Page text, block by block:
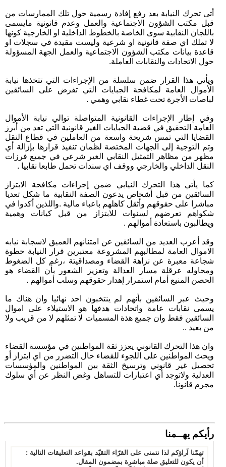
أتى تحرك النيابة بعد رفع إفادة رسمية حول تلك الممارسات من
قبل مكتب الشؤون الاجتماعية والعمل وعدم قانونية مايسمى
باللجان النقابية سوى الخاصة بالخطوط الداخلية او الخارجية كونها
لا تملك اي صفة قانونية او شرعية وليست مقيدة في سجلات او
قاعدة بيانات مكتب الشؤون الاجتماعية والعمل الجهة المسؤولة
حول الاتحادات والنقابات العاملة.
ويأتي هذا القرار ضمن سلسلة من الإجراءات التي تتخذها نيابة
الأموال العامة لمكافحة الجبايات التي تفرض على السائقين
لباصات الأجرة تحت غطاء نقابي وهمي .
وفي إطار الإجراءات القانونية المتواصلة توالي نيابة الأموال
العامة التحقيق في قضية الجبايات الغير قانونية التي تعد من أبرز
القضايا التي تمس شريحة واسعة من العاملين في قطاع النقل
وتم التوجية إلى الجهات المختصة لظمان تنفيذ قرارها بإزالة أي
مظهر من مظاهر التمثيل النقابي الغير شرعي في جميع فرزات
النقل الداخلي والخارجي ووقف اي سندات تحمل طابعا نقابيا .
كما يأتي هذا التحرك النيابي ضمن إجراءات مكافحة الابتزاز
السائقين من قبل أشخاص يدعون الصفة النقابية ما شكل تعديا
مباشرا على حقوقهم وأثقل كاهلهم باعباء مالية .واللذين أكدوا في
شكواهم تعرضهم لسنوات للابتزاز من قبل كيانات وهمية
ويطالبون باستعادة أموالهم .
وقد أعرب العديد من السائقين عن امتنانهم العميق لاسجابة نيابه
الاموال العامة لمطالبهم المشروعة معتبرين قرار النيابة خطوة
شجاعة معبرة عن نزاهة القضاء ومصداقيتة ،رغم كل الضغوط
ومحاوله عرقلة مسار العدالة وتعزيز الشعور بأن القضاء هو
الحصن المنيع أمام استمرار إهدار حقوقهم وسلب أموالهم .
وحيث عبر السائقين بأنهم لم ينتخبون احد نهائيا وان هناك ما
يسمى نقابات عامة واتحادات هدفها هو الاستيلاء على اموال
السائقين فقط وان جميع هذة المسميات لا تمثلهم لا من قريب ولا
من بعيد ..
وان هذا التحرك القانوني يعزز ثقة المواطنين في مؤسسة القضاء
ويحث المواطنين على اللجوء للقضاء حال التضرر من اي ابتزاز أو
تحصيل غير قانوني وترسيخ الثقة بين المواطنين والمؤسسات
العدلية ولاتوجد أي اعتبارات للتساهل وغض النظر عن أي سلوك
مجرم قانونا.
رأيكم يهــمنا
تهمّنا آراؤكم لذا نتمنى على القرّاء التقيّد بقواعد التعليقات التالية :
أن يكون للتعليق صلة مباشرة بمضمون المقال.